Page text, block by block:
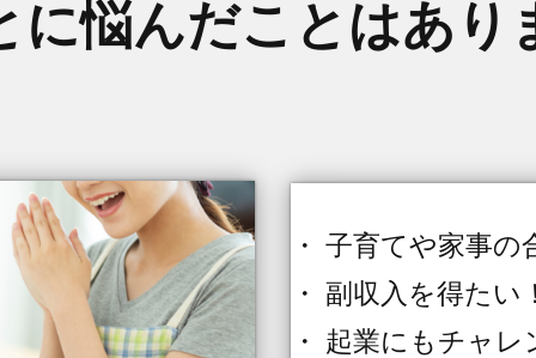
に悩んだことはあり
・ 子育てや家事
・ 副収入を得たい
・ 起業にもチャ